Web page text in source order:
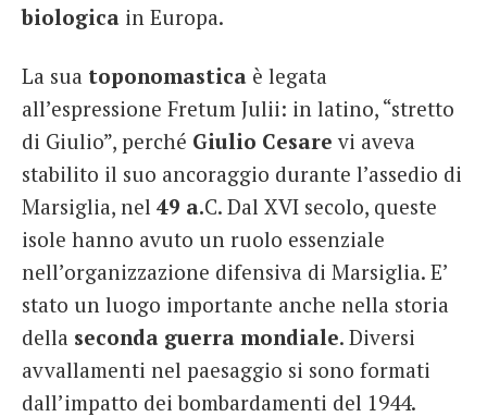
biologica in Europa.
La sua toponomastica è legata
all’espressione Fretum Julii: in latino, “stretto
di Giulio”, perché Giulio Cesare vi aveva
stabilito il suo ancoraggio durante l’assedio di
Marsiglia, nel 49 a.C. Dal XVI secolo, queste
isole hanno avuto un ruolo essenziale
nell’organizzazione difensiva di Marsiglia. E’
stato un luogo importante anche nella storia
della seconda guerra mondiale. Diversi
avvallamenti nel paesaggio si sono formati
dall’impatto dei bombardamenti del 1944.